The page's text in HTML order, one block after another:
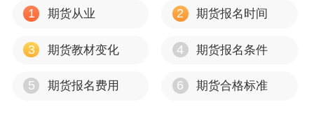
床晚—不吃早餐这是一个死循环，长此以往，身
猝死的概率。
请注意！！很多人觉得不吃早餐会有减肥效果，
1 期货从业 2 期货报名时间
3 期货教材变化 4 期货报名条件
5 期货报名费用 6 期货合格标准